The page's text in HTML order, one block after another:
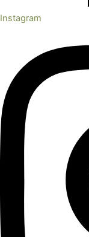
Instagram